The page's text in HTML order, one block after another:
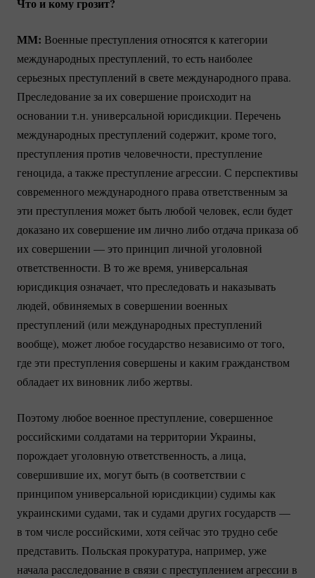
Что и кому грозит?
ММ: Военные преступления относятся к категории
международных преступлений, то есть наиболее
серьезных преступлений в свете международного права.
Преследование за их совершение происходит на
основании т.н. универсальной юрисдикции. Перечень
международных преступлений содержит, кроме того,
преступления против человечности, преступление
геноцида, а также преступление агрессии. С перспективы
современного международного права ответственным за
эти преступления может быть любой человек, если будет
доказано их совершение им лично либо отдача приказа об
их совершении — это принцип личной уголовной
ответственности. В то же время, универсальная
юрисдикция означает, что преследовать и наказывать
людей, обвиняемых в совершении военных
преступлений (или международных преступлений
вообще), может любое государство независимо от того,
где эти преступления совершены и каким гражданством
обладает их виновник либо жертвы.
Поэтому любое военное преступление, совершенное
российскими солдатами на территории Украины,
порождает уголовную ответственность, а лица,
совершившие их, могут быть (в соответствии с
принципом универсальной юрисдикции) судимы как
украинскими судами, так и судами других государств —
в том числе российскими, хотя сейчас это трудно себе
представить. Польская прокуратура, например, уже
начала расследование в связи с преступлением агрессии в